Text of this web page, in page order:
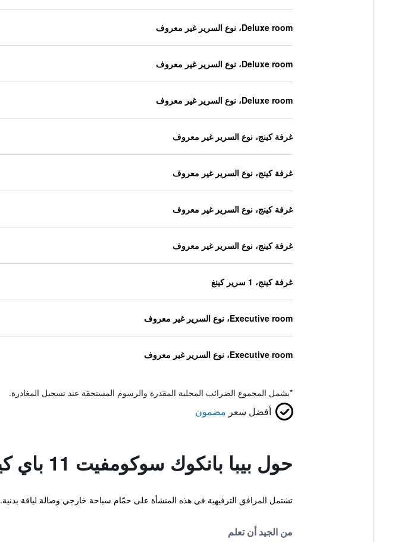
Deluxe room، نوع السرير غير معروف
Deluxe room، نوع السرير غير معروف
Deluxe room، نوع السرير غير معروف
غرفة كينج، نوع السرير غير معروف
غرفة كينج، نوع السرير غير معروف
غرفة كينج، نوع السرير غير معروف
غرفة كينج، نوع السرير غير معروف
غرفة كينج، 1 سرير كينغ
Executive room، نوع السرير غير معروف
Executive room، نوع السرير غير معروف
*يشمل المجموع الضرائب المحلية المقدرة والرسوم المستحقة عند تسجيل المغادرة.
أفضل سعر مضمون
حول بيبا بانكوك سوكومفيت 11 باي كينجستون هوتلز
تشتمل المرافق الترفيهية في هذه المنشأة على حمّام سباحة خارجي وصالة لياقة بدنية.
من الجيد أن تعلم